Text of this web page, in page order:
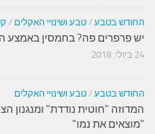
החודש בטבע / טבע ושינויי האקלים /
יש פרפרים פה? בחמסין באמצע
24 ביולי, 2018
החודש בטבע / טבע ושינויי האקלים
המדוזה "חוטית נודדת" ומנגנון
"מוצאים את נמו"